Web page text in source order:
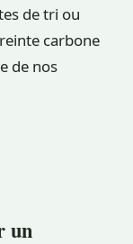
de tri ou
carbone
de nos
un